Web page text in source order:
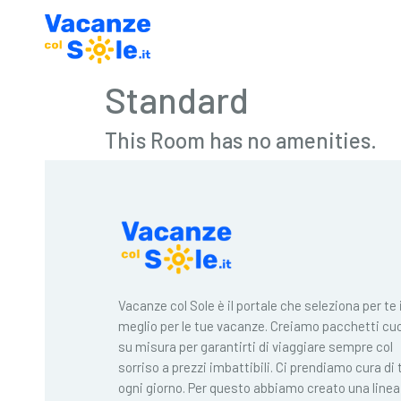
Standard
This Room has no amenities.
Vacanze col Sole è il portale che seleziona per te
meglio per le tue vacanze. Creiamo pacchetti
su misura per garantirti di viaggiare sempre col
sorriso a prezzi imbattibili. Ci prendiamo cura di
ogni giorno. Per questo abbiamo creato una linea